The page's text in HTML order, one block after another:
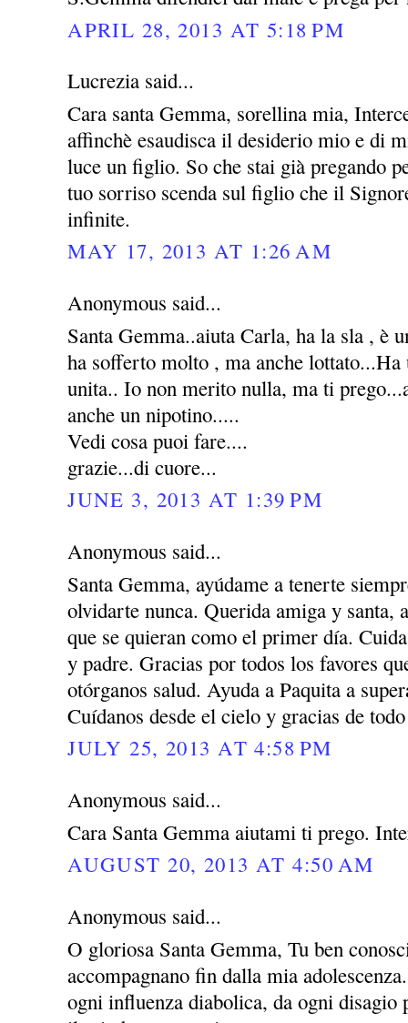
APRIL 28, 2013 AT 5:18 PM
Lucrezia said...
Cara santa Gemma, sorellina mia,
affinchè esaudisca il desiderio mio e di
luce un figlio. So che stai già pregando
tuo sorriso scenda sul figlio che il
infinite.
MAY 17, 2013 AT 1:26 AM
Anonymous said...
Santa Gemma..aiuta Carla, ha la sla , è
ha sofferto molto , ma anche
unita.. Io non merito nulla, ma ti
anche un nipotino.....
Vedi cosa puoi fare....
grazie...di cuore...
JUNE 3, 2013 AT 1:39 PM
Anonymous said...
Santa Gemma, ayúdame a tenerte
olvidarte nunca. Querida amiga y santa,
que se quieran como el primer día.
y padre. Gracias por todos los favores
otórganos salud. Ayuda a Paquita a
Cuídanos desde el cielo y gracias de
JULY 25, 2013 AT 4:58 PM
Anonymous said...
Cara Santa Gemma aiutami ti prego.
AUGUST 20, 2013 AT 4:50 AM
Anonymous said...
O gloriosa Santa Gemma, Tu ben
accompagnano fin dalla mia
ogni influenza diabolica, da ogni disagio